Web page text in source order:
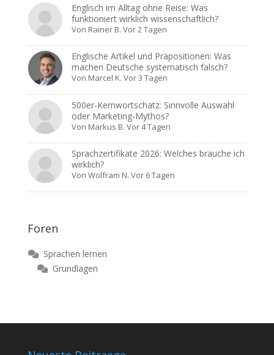
Englisch im Alltag ohne Reise: Was
funktioniert wirklich wissenschaftlich?
Von Rainer B. Vor 2 Tagen
Englische Artikel und Präpositionen: Was
machen Deutsche systematisch falsch?
Von Marcel K. Vor 3 Tagen
500er-Kernwortschatz: Sinnvolle Auswahl
oder Marketing-Mythos?
Von Markus B. Vor 4 Tagen
Sprachzertifikate 2026: Welches brauche ich
wirklich?
VonWolfram N. Vor 6 Tagen
Foren
Sprachen lernen
Grundlagen